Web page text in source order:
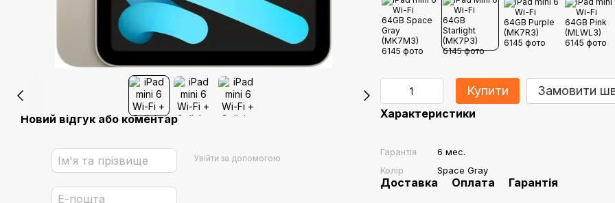
Новий відгук або коментар
Увійти за допомогою
Купити Замовити
Характеристики
Гарантія
6 мес.
Колір
Space Gray
Доставка Оплата Гарантія